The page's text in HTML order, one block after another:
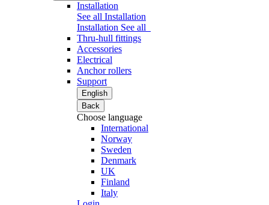
Installation
See all Installation
Installation See all
Thru-hull fittings
Accessories
Electrical
Anchor rollers
Support
English
Back
Choose language
International
Norway
Sweden
Denmark
UK
Finland
Italy